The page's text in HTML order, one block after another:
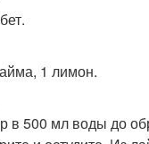
1 лимон.
в 500 мл воды до